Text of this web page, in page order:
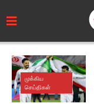
முக்கிய
செய்திகள்